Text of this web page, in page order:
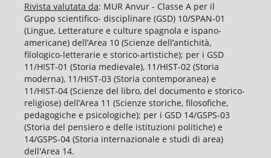
Rivista valutata da: MUR Anvur - Classe A per il
Gruppo scientifico- disciplinare (GSD) 10/SPAN-01
(Lingue, Letterature e culture spagnola e ispano-
americane) dell’Area 10 (Scienze dell’antichità,
filologico-letterarie e storico-artistiche); per i GSD
11/HIST-01 (Storia medievale), 11/HIST-02 (Storia
moderna), 11/HIST-03 (Storia contemporanea) e
11/HIST-04 (Scienze del libro, del documento e storico-
religiose) dell’Area 11 (Scienze storiche, filosofiche,
pedagogiche e psicologiche); per i GSD 14/GSPS-03
(Storia del pensiero e delle istituzioni politiche) e
14/GSPS-04 (Storia internazionale e studi di area)
dell'Area 14.